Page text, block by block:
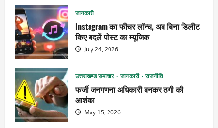
जानकारी
Instagram का फीचर लॉन्च, अब बिना डिलीट
किए बदलें पोस्ट का म्यूजिक
July 24, 2026
उत्तराखण्ड समाचार जानकारी राजनीति
फर्जी जनगणना अधिकारी बनकर ठगी की
आशंका
May 15, 2026